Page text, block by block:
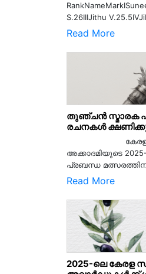
S.26IIIJithu
Read More
തുഞ്ചൻ സ്മാരക
രചനകൾ
കേരള
അക്കാദമിയുടെ
പ്രബന്ധ
Read More
2025-ലെ കേരള